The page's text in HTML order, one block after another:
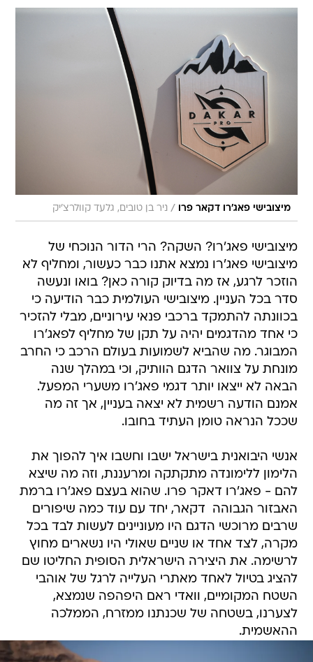
מיצובישי פאג'רו דקאר פרו / ניר בן טובים, גלעד קוולרצ'יק
מיצובישי פאג'רו? השקה? הרי הדור הנוכחי של
מיצובישי פאג'רו נמצא אתנו כבר כעשור, ומחליף לא
הוזכר לרגע, אז מה בדיוק קורה כאן? בואו ונעשה
סדר בכל העניין. מיצובישי העולמית כבר הודיעה כי
בכוונתה להתמקד ברכבי פנאי עירוניים, מבלי להזכיר
כי אחד מהדגמים יהיה על תקן של מחליף לפאג'רו
המבוגר. מה שהביא לשמועות בעולם הרכב כי החרב
מונחת על צוואר הדגם הוותיק, וכי במהלך שנה
הבאה לא ייצאו יותר דגמי פאג'רו משערי המפעל.
אמנם הודעה רשמית לא יצאה בעניין, אך זה מה
שככל הנראה טומן העתיד בחובו.
אנשי היבואנית בישראל ישבו וחשבו איך להפוך את
הלימון ללימונדה מתקתקה ומרעננת, וזה מה שיצא
להם - פאג'רו דאקר פרו. שהוא בעצם פאג'רו ברמת
האבזור הגבוהה  דקאר, יחד עם עוד כמה שיפורים
שרבים מרוכשי הדגם היו מעוניינים לעשות לבד בכל
מקרה, לצד אחד או שניים שאולי היו נשארים מחוץ
לרשימה. את היצירה הישראלית הסופית החליטו שם
להציג בטיול לאחד מאתרי העלייה לרגל של אוהבי
השטח המקומיים, וואדי ראם היפהפה שנמצא,
לצערנו, בשטחה של שכנתנו ממזרח, הממלכה
ההאשמית.